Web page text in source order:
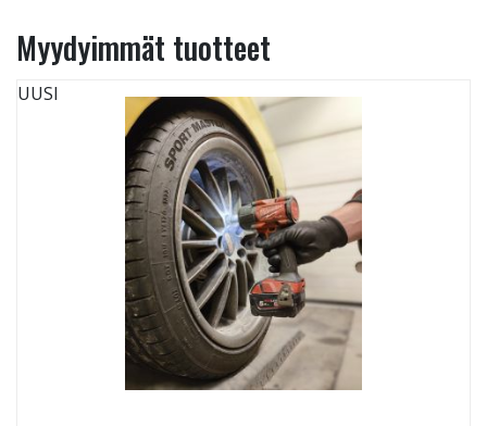
Myydyimmät tuotteet
UUSI